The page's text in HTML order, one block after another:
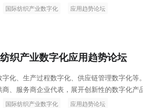
国际纺织产业数字化 应用趋势论坛
织产业数字化应用趋势论坛
化、生产过程数字化、供应链管理数字化等
、服务商企业代表，展开创新性的数字化产
当下国际纺织服装行业的前沿产品技术及应
国际纺织产业数字化 应用趋势论坛
外技术，筑造低
生态
智联航空：无人机赋
输行业创新